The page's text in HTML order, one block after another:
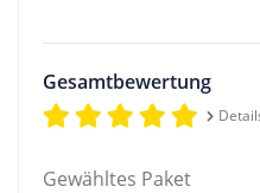
Gesamtbewertung
Gewähltes Paket